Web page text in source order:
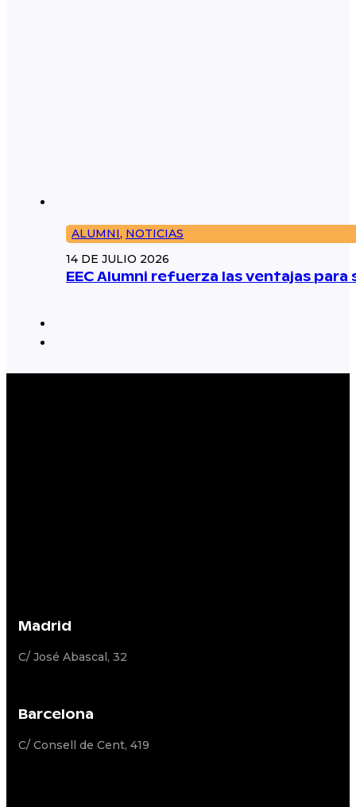
ALUMNI, NOTICIAS
14 DE JULIO 2026
EEC Alumni refuerza las ventajas
Madrid
C/ José Abascal, 32
Barcelona
C/ Consell de Cent, 419